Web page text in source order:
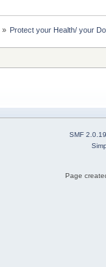
» Protect your Health/ your
SMF 2.0.19
Page